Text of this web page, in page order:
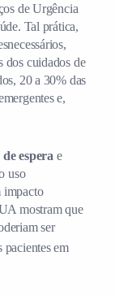
de Urgência
Tal prática,
dos cuidados de
20 a 30% das
e,
espera e
uso
impacto
mostram que
ser
pacientes em